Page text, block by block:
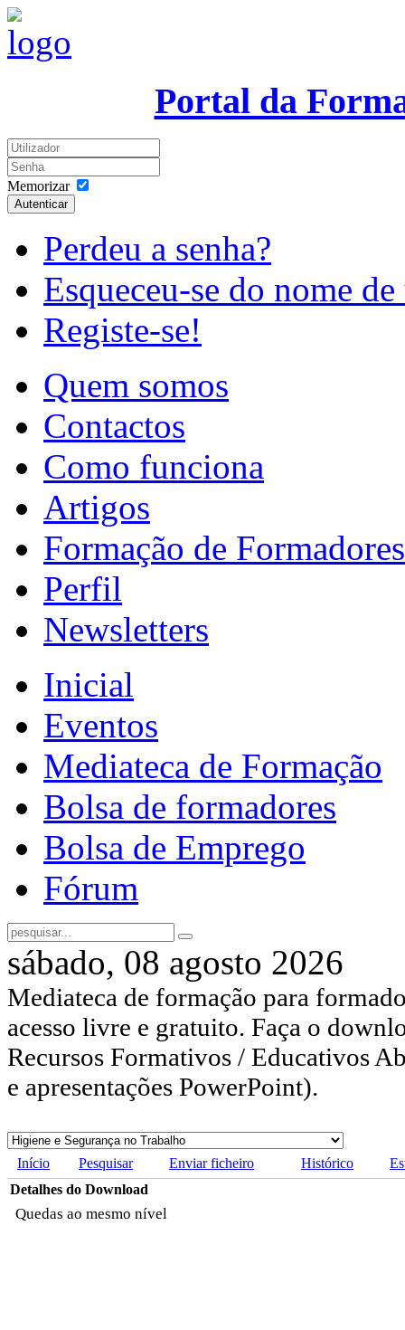
Portal da
Memorizar
Autenticar
Perdeu a senha?
Esqueceu-se do nome
Registe-se!
Quem somos
Contactos
Como funciona
Artigos
Formação de Formadores
Perfil
Newsletters
Inicial
Eventos
Mediateca de Formação
Bolsa de formadores
Bolsa de Emprego
Fórum
sábado, 08 agosto 2026
Mediateca de formação para
acesso livre e gratuito. Faça o
Recursos Formativos / Educativos
e apresentações PowerPoint).
Início Pesquisar Enviar ficheiro Histórico
Detalhes do Download
Quedas ao mesmo nível